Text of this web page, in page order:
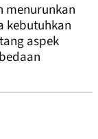
menurunkan
kebutuhkan
aspek